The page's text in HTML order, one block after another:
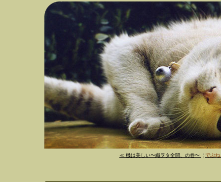
≪ 機は美しい〜織ヲタ全開、の巻〜 ¦ でぶね